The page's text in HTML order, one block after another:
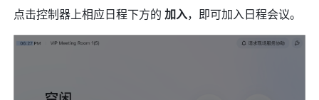
点击控制器上相应日程下方的 加入，即可加入日程会议。